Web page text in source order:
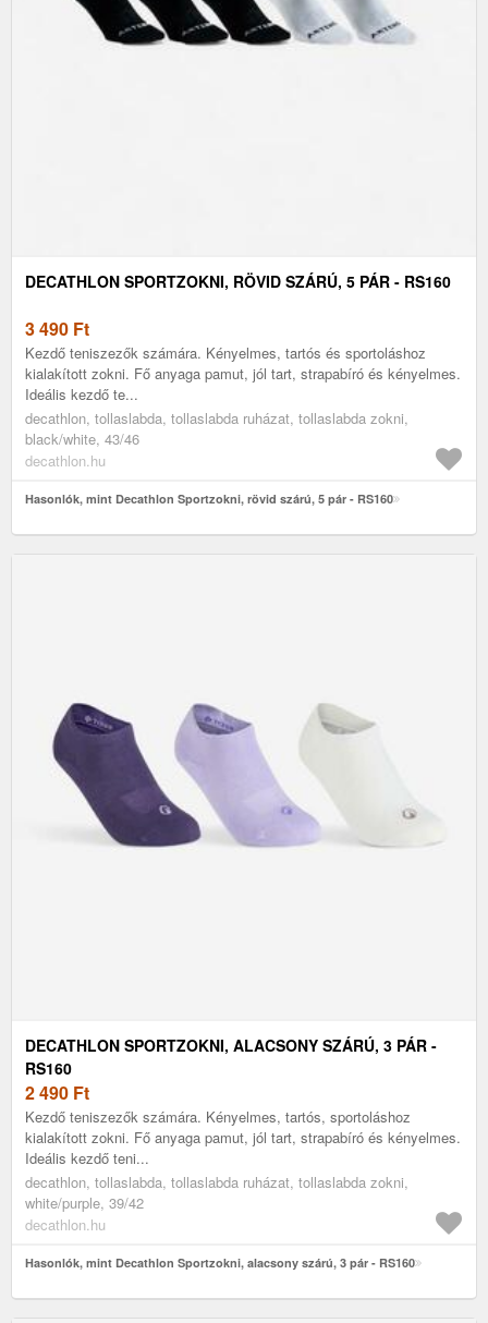
DECATHLON SPORTZOKNI, RÖVID SZÁRÚ, 5 PÁR - RS160
3 490 Ft
Kezdő teniszezők számára. Kényelmes, tartós és sportoláshoz
kialakított zokni. Fő anyaga pamut, jól tart, strapabíró és kényelmes.
Ideális kezdő te...
decathlon, tollaslabda, tollaslabda ruházat, tollaslabda zokni,
black/white, 43/46
decathlon.hu
Hasonlók, mint Decathlon Sportzokni, rövid szárú, 5 pár - RS160
DECATHLON SPORTZOKNI, ALACSONY SZÁRÚ, 3 PÁR -
RS160
2 490 Ft
Kezdő teniszezők számára. Kényelmes, tartós, sportoláshoz
kialakított zokni. Fő anyaga pamut, jól tart, strapabíró és kényelmes.
Ideális kezdő teni...
decathlon, tollaslabda, tollaslabda ruházat, tollaslabda zokni,
white/purple, 39/42
decathlon.hu
Hasonlók, mint Decathlon Sportzokni, alacsony szárú, 3 pár - RS160